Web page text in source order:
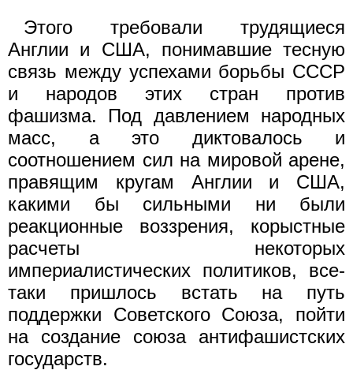
Этого требовали трудящиеся
Англии и США, понимавшие тесную
связь между успехами борьбы СССР
и народов этих стран против
фашизма. Под давлением народных
масс, а это диктовалось и
соотношением сил на мировой арене,
правящим кругам Англии и США,
какими бы сильными ни были
реакционные воззрения, корыстные
расчеты некоторых
империалистических политиков, все-
таки пришлось встать на путь
поддержки Советского Союза, пойти
на создание союза антифашистских
государств.